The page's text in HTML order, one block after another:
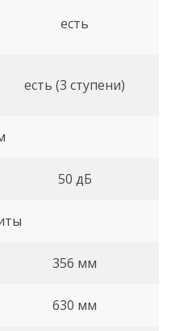
есть
есть (3 ступени)
50 дБ
356 мм
630 мм